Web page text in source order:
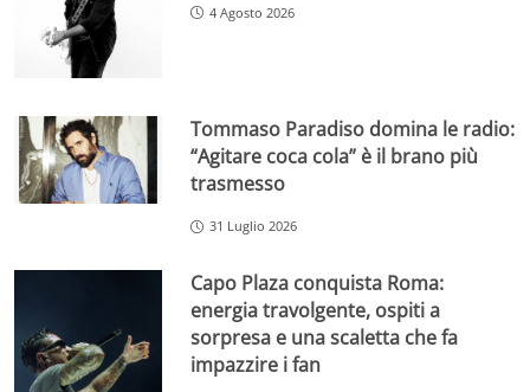
4 Agosto 2026
Tommaso Paradiso domina le radio:
“Agitare coca cola” è il brano più
trasmesso
31 Luglio 2026
Capo Plaza conquista Roma:
energia travolgente, ospiti a
sorpresa e una scaletta che fa
impazzire i fan